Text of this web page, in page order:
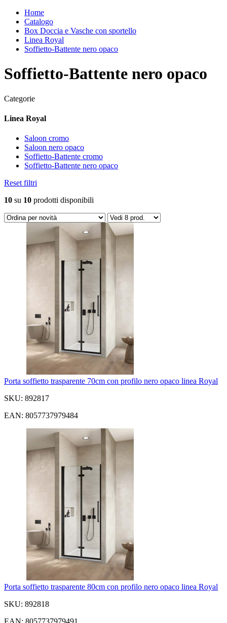
Home
Catalogo
Box Doccia e Vasche con sportello
Linea Royal
Soffietto-Battente nero opaco
Soffietto-Battente nero opaco
Categorie
Linea Royal
Saloon cromo
Saloon nero opaco
Soffietto-Battente cromo
Soffietto-Battente nero opaco
Reset filtri
10 su 10 prodotti disponibili
Porta soffietto trasparente 70cm con profilo nero opaco linea Royal
SKU: 892817
EAN: 8057737979484
Porta soffietto trasparente 80cm con profilo nero opaco linea Royal
SKU: 892818